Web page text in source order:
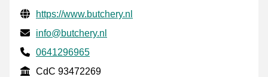
Informazioni di contatto verificate
Website URL
https://www.butchery.nl
Mail
info@butchery.nl
Phone number
0641296965
CdC
CdC 93472269